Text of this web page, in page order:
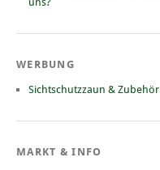
WERBUNG
Sichtschutzzaun & Zubehör
MARKT & INFO